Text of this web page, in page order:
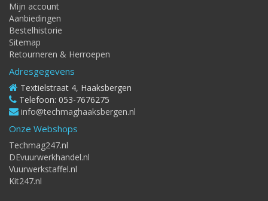
Mijn account
Aanbiedingen
Bestelhistorie
Sitemap
Retourneren & Herroepen
Adresgegevens
Textielstraat 4, Haaksbergen
Telefoon: 053-7676275
info@techmaghaaksbergen.nl
Onze Webshops
Techmag247.nl
DEvuurwerkhandel.nl
Vuurwerkstaffel.nl
Kit247.nl